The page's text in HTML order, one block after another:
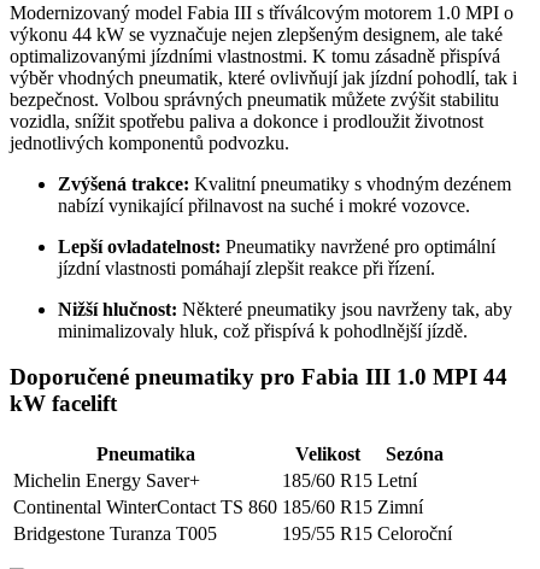
Modernizovaný model Fabia III s tříválcovým motorem 1.0 MPI o
výkonu 44 kW se vyznačuje nejen zlepšeným designem, ale také
optimalizovanými jízdními vlastnostmi. K tomu zásadně přispívá
výběr vhodných pneumatik, které ovlivňují jak jízdní pohodlí, tak i
bezpečnost. Volbou správných pneumatik můžete zvýšit stabilitu
vozidla, snížit spotřebu paliva a dokonce i prodloužit životnost
jednotlivých komponentů podvozku.
Zvýšená trakce: Kvalitní pneumatiky s vhodným dezénem
nabízí vynikající přilnavost na suché i mokré vozovce.
Lepší ovladatelnost: Pneumatiky navržené pro optimální
jízdní vlastnosti pomáhají zlepšit reakce při řízení.
Nižší hlučnost: Některé pneumatiky jsou navrženy tak, aby
minimalizovaly hluk, což přispívá k pohodlnější jízdě.
Doporučené pneumatiky pro Fabia III 1.0 MPI 44
kW facelift
Pneumatika Velikost
Sezóna
Michelin Energy Saver+
185/60 R15 Letní
Continental WinterContact TS 860 185/60 R15 Zimní
Bridgestone Turanza T005
195/55 R15 Celoroční